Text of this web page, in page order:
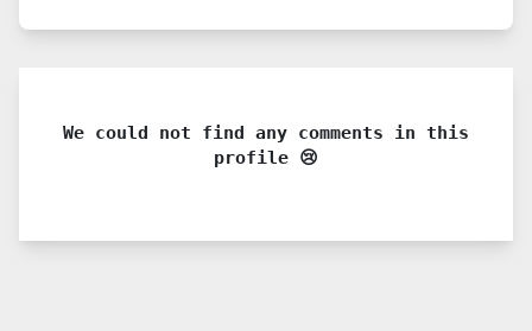
We could not find any comments in this
profile 😢